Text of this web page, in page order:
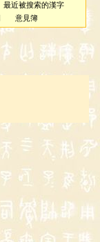
最近被搜索的漢字
意見簿